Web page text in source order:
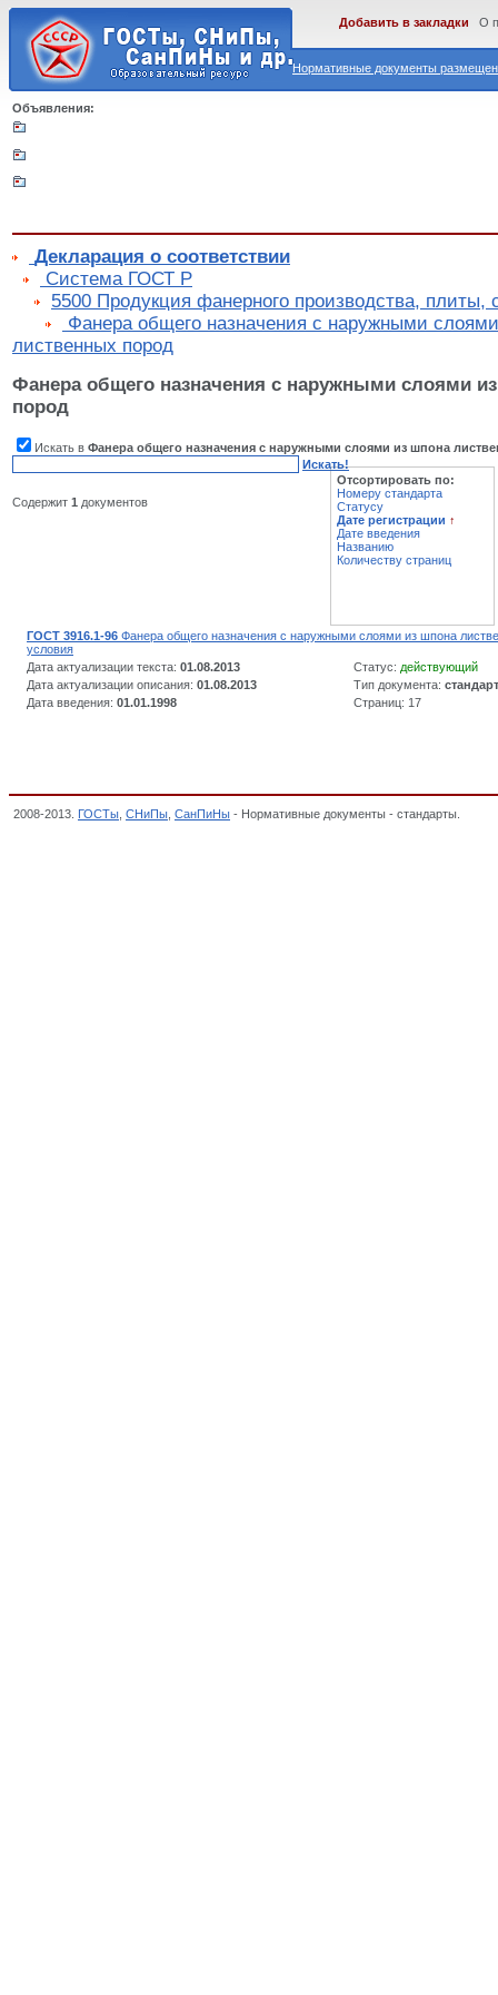
Нормативные документы
Добавить в закладки О
Объявления:
Декларация о соответствии
Cистема ГОСТ Р
5500 Продукция фанерного производства, плиты,
Фанера общего назначения с наружными
лиственных пород
Фанера общего назначения с наружными слоями
пород
Искать в Фанера общего назначения с наружными слоями из шпона
Искать!
Содержит 1 документов
Отсортировать по:
Номеру стандарта
Статусу
Дате регистрации ↑
Дате введения
Названию
Количеству страниц
ГОСТ 3916.1-96 Фанера общего назначения с наружными слоями из шпона
условия
Дата актуализации текста: 01.08.2013 Статус: действующий
Дата актуализации описания: 01.08.2013 Тип документа: стандарт
Дата введения: 01.01.1998 Страниц: 17
2008-2013. ГОСТы СНиПы СанПиНы - Нормативные документы - стандарты.